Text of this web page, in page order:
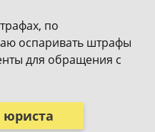
по
оспаривать штрафы
для обращения с
юриста